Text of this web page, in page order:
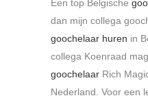
Een top Belgische
dan mijn collega
goochelaar huren in
collega Koenraad
goochelaar Rich
Nederland. Voor een